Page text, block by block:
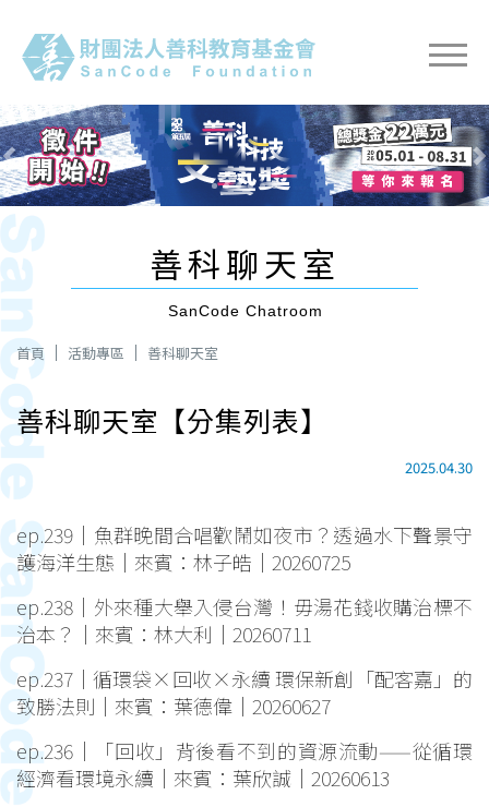
Previous Next
善科聊天室
SanCode Chatroom
首頁 活動專區 善科聊天室
善科聊天室【分集列表】
2025.04.30
ep.239｜魚群晚間合唱歡鬧如夜市？透過水下聲景守
護海洋生態｜來賓：林子皓｜20260725
ep.238｜外來種大舉入侵台灣！毋湯花錢收購治標不
治本？｜來賓：林大利｜20260711
ep.237｜循環袋×回收×永續 環保新創「配客嘉」的
致勝法則｜來賓：葉德偉｜20260627
ep.236｜「回收」背後看不到的資源流動——從循環
經濟看環境永續｜來賓：葉欣誠｜20260613